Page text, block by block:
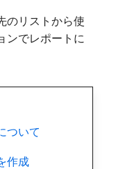
のリストから使
ンでレポートに
ついて
作成